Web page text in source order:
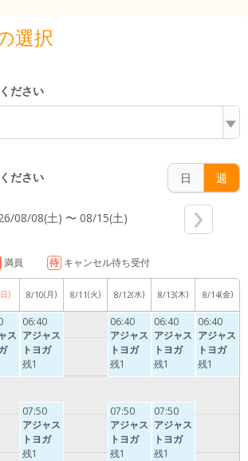
選択
ださい
ださい 日 週
08/08(土) 〜 08/15(土)
満員 待 キャンセル待ち受付
) 8/10(月) 8/11(火) 8/12(水) 8/13(木) 8/14(金)
ス
06:40
アジャス
トヨガ
残1
07:50
アジャス
トヨガ
残1
06:40
アジャス
トヨガ
残1
07:50
アジャス
トヨガ
残1
06:40
アジャス
トヨガ
残1
07:50
アジャス
トヨガ
残1
06:40
アジャス
トヨガ
残1